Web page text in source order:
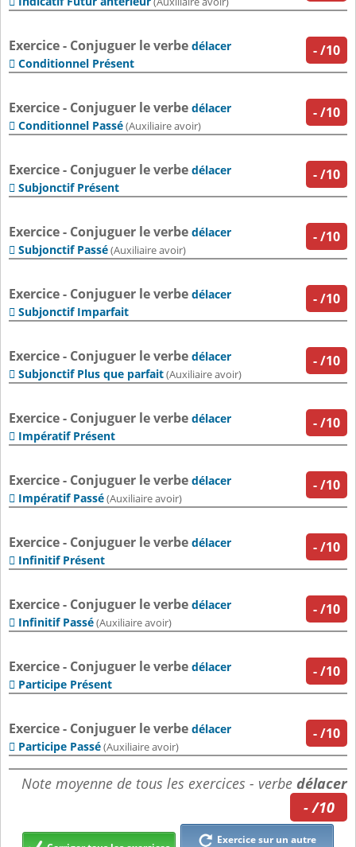
-/10
Exercice - Conjuguer le verbe délacer
 Conditionnel Présent
-/10
Exercice - Conjuguer le verbe délacer
 Conditionnel Passé(Auxiliaire avoir)
-/10
Exercice - Conjuguer le verbe délacer
 Subjonctif Présent
-/10
Exercice - Conjuguer le verbe délacer
 Subjonctif Passé(Auxiliaire avoir)
-/10
Exercice - Conjuguer le verbe délacer
 Subjonctif Imparfait
-/10
Exercice - Conjuguer le verbe délacer
 Subjonctif Plus que parfait(Auxiliaire avoir)
-/10
Exercice - Conjuguer le verbe délacer
 Impératif Présent
-/10
Exercice - Conjuguer le verbe délacer
 Impératif Passé(Auxiliaire avoir)
-/10
Exercice - Conjuguer le verbe délacer
 Infinitif Présent
-/10
Exercice - Conjuguer le verbe délacer
 Infinitif Passé(Auxiliaire avoir)
-/10
Exercice - Conjuguer le verbe délacer
 Participe Présent
-/10
Exercice - Conjuguer le verbe délacer
 Participe Passé(Auxiliaire avoir)
Note moyenne de tous les exercices - verbe délacer
- /10
Exercice sur un autre